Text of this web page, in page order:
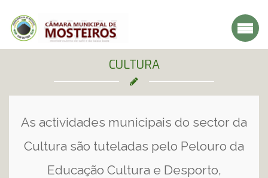
CULTURA
As actividades municipais do sector da
Cultura são tuteladas pelo Pelouro da
Educação Cultura e Desporto,